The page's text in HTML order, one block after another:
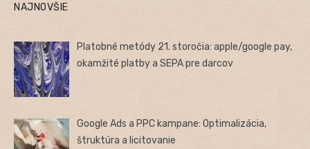
NAJNOVŠIE
Platobné metódy 21. storočia: apple/google pay,
okamžité platby a SEPA pre darcov
Google Ads a PPC kampane: Optimalizácia,
štruktúra a licitovanie